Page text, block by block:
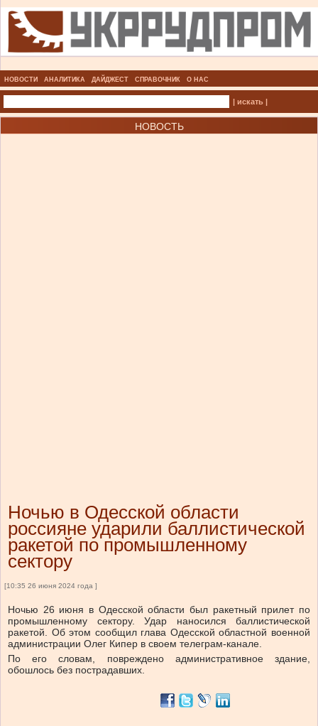
НОВОСТИ АНАЛИТИКА ДАЙДЖЕСТ СПРАВОЧНИК О НАС
| искать |
НОВОСТЬ
Ночью в Одесской области
россияне ударили баллистической
ракетой по промышленному
сектору
[10:35 26 июня 2024 года ]
Ночью 26 июня в Одесской области был ракетный прилет по
промышленному сектору. Удар наносился баллистической
ракетой. Об этом сообщил глава Одесской областной военной
администрации Олег Кипер в своем телеграм-канале.
По его словам, повреждено административное здание,
обошлось без пострадавших.